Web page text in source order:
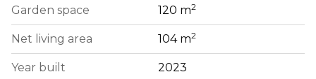
Garden space 120 m2
Net living area 104 m2
Year built 2023